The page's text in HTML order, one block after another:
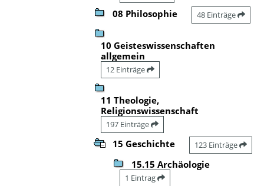
08 Philosophie 48 Einträge
10 Geisteswissenschaften
allgemein
12 Einträge
11 Theologie,
Religionswissenschaft
197 Einträge
15 Geschichte 123 Einträge
15.15 Archäologie
1 Eintrag